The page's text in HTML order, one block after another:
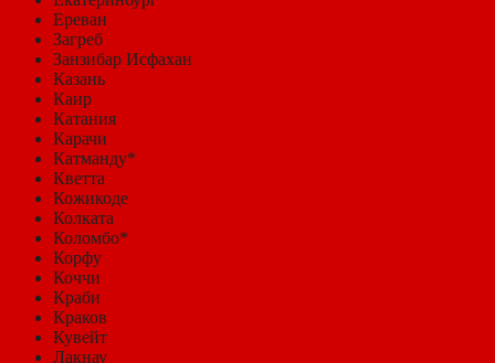
Ереван
Загреб
Занзибар Исфахан
Казань
Каир
Катания
Карачи
Катманду*
Кветта
Кожикоде
Колката
Коломбо*
Корфу
Коччи
Краби
Краков
Кувейт
Лакнау